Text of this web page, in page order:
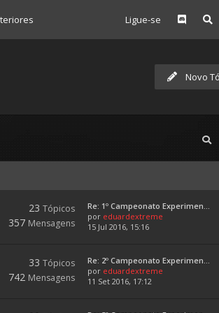
Ligue-se
Novo
23 Tópicos
357 Mensagens
Re: 1º Campeonato Experimen...
por eduardextreme
15 Jul 2016, 15:16
33 Tópicos
742 Mensagens
Re: 2º Campeonato Experimen...
por eduardextreme
11 Set 2016, 17:12